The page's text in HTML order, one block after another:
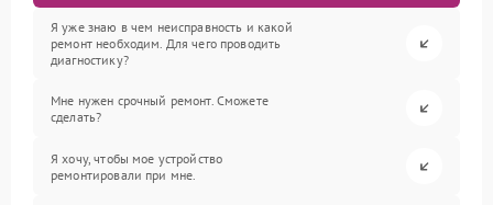
Я уже знаю в чем неисправность и какой
ремонт необходим. Для чего проводить
диагностику?
Мне нужен срочный ремонт. Сможете
сделать?
Я хочу, чтобы мое устройство
ремонтировали при мне.